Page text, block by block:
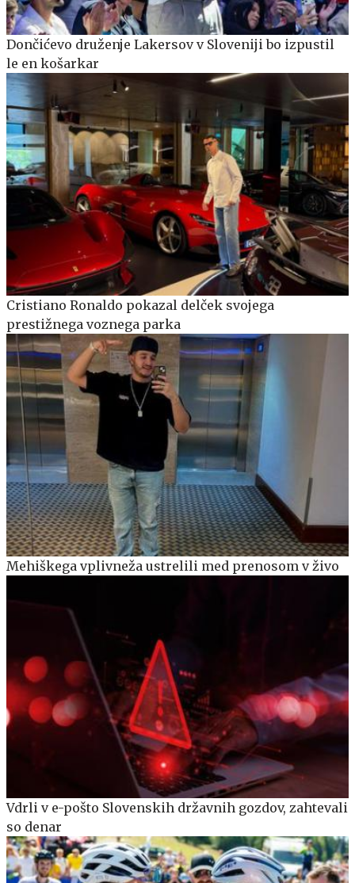
Dončićevo druženje Lakersov v Sloveniji bo izpustil
le en košarkar
Cristiano Ronaldo pokazal delček svojega
prestižnega voznega parka
Mehiškega vplivneža ustrelili med prenosom v živo
Vdrli v e-pošto Slovenskih državnih gozdov, zahtevali
so denar